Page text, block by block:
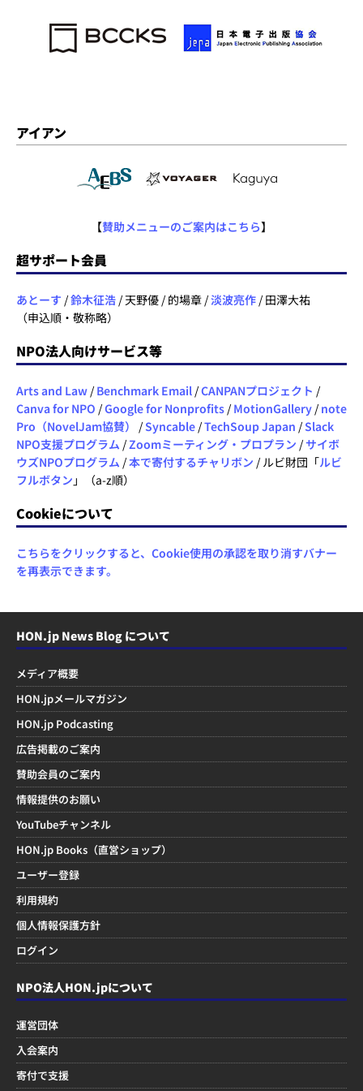
アイアン
【賛助メニューのご案内はこちら】
超サポート会員
あとーす /鈴木征浩 / 天野優 / 的場章 /淡波亮作 / 田澤大祐
（申込順・敬称略）
NPO法人向けサービス等
Arts and Law / Benchmark Email /CANPANプロジェクト /
Canva for NPO /Google for Nonprofits / MotionGallery / note
Pro（NovelJam協賛）
/Syncable /TechSoup Japan /Slack
NPO支援プログラム /Zoomミーティング・プロプラン /サイボ
ウズNPOプログラム /本で寄付するチャリボン / ルビ財団「ルビ
フルボタン 」（a-z順）
Cookieについて
こちらをクリックすると、Cookie使用の承認を取り消すバナー
を再表示できます。
HON.jp News Blog について
メディア概要
HON.jpメールマガジン
HON.jp Podcasting
広告掲載のご案内
賛助会員のご案内
情報提供のお願い
YouTubeチャンネル
HON.jp Books（直営ショップ）
ユーザー登録
利用規約
個人情報保護方針
ログイン
NPO法人HON.jpについて
運営団体
入会案内
寄付で支援